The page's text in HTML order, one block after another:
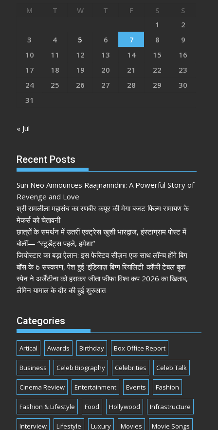
M T W T F S
S
1
2
3
4 5 6 7 8
9
10
11 12 13 14 15
16
17
18 19 20 21 22
23
24
25 26 27 28 29
30
31
« Jul
Recent Posts
Sun Neo Announces Raajnanndini: A Powerful Story of
Revenge and Love
श्री रामलीला महासंघ का रणबीर कपूर की मेगा बजट फिल्म रामायण के
मेकर्स को चेतावनी
छात्रों के समर्थन में उतरीं एक्ट्रेस खुशी भारद्वाज, इंस्टाग्राम पोस्ट में
बोलीं— “स्टूडेंट्स पहले, हमेशा”
जियोस्टार का बड़ा ऐलान: इस फेस्टिव सीज़न एक साथ लॉन्च होंगे बिग
बॉस के 6 संस्करण, पेश हुई ‘इंडियाज़ बिग्ग रियलिटी’ कॉफी टेबल बुक
स्पेन ने अर्जेंटीना को हराकर जीता फीफा विश्व कप 2026 का खिताब,
लैमिन यामाल के दौर की हुई शुरुआत
Categories
Artical Awards Birthday Box Office Report
Business Celeb Biography Celebrities Celeb Talk
Cinema Review Entertainment Events Fashion
Fashion & Lifestyle Food Hollywood Infrastructure
Interview Lifestyle Luxury Movies Movie Songs